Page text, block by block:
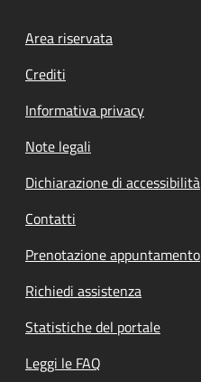
Footer menu
Area riservata
Crediti
Informativa privacy
Note legali
Dichiarazione di accessibilità
Contatti
Prenotazione appuntamento
Richiedi assistenza
Statistiche del portale
Leggi le FAQ